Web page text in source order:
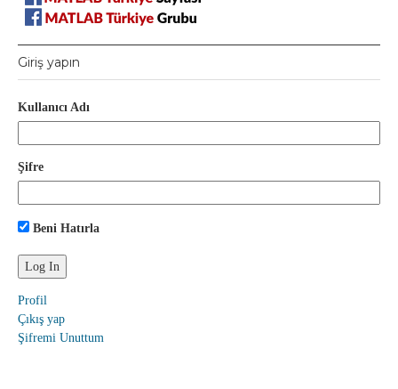
Giriş yapın
Kullanıcı Adı
Şifre
Beni Hatırla
Profil
Çıkış yap
Şifremi Unuttum